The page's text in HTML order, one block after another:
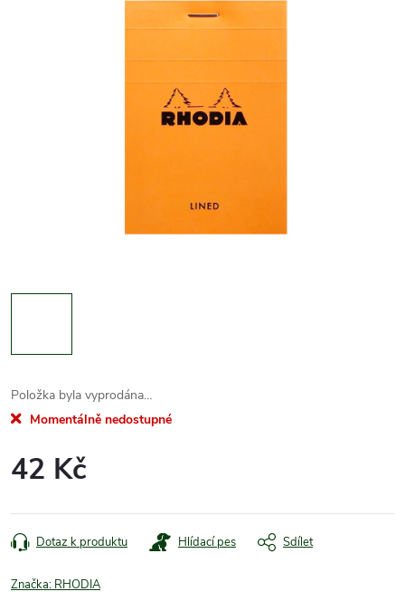
Položka byla vyprodána…
Momentálně nedostupné
42 Kč
cena:
Dotaz k produktu Hlídací pes Sdílet
Značka: RHODIA